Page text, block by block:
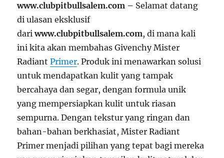
www.clubpitbullsalem.com – Selamat datang
di ulasan eksklusif
dariwww.clubpitbullsalem.com, di mana kali
ini kita akan membahas Givenchy Mister
RadiantPrimer. Produk ini menawarkan solusi
untuk mendapatkan kulit yang tampak
bercahaya dan segar, dengan formula unik
yang mempersiapkan kulit untuk riasan
sempurna. Dengan tekstur yang ringan dan
bahan-bahan berkhasiat, Mister Radiant
Primer menjadi pilihan yang tepat bagi mereka